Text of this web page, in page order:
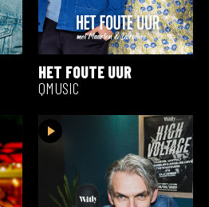
HET FOUTE UUR
QMUSIC